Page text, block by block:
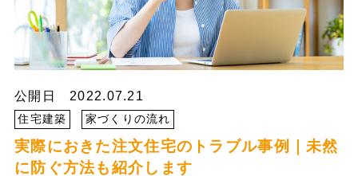
公開日 2022.07.21
住宅建築 家づくりの流れ
実際におきた注文住宅のトラブル事例｜未然
に防ぐ方法も紹介します